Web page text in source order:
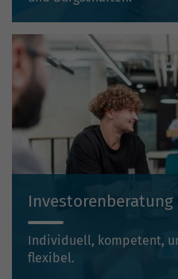
Investorenberatung
Individuell, kompetent,
flexibel.